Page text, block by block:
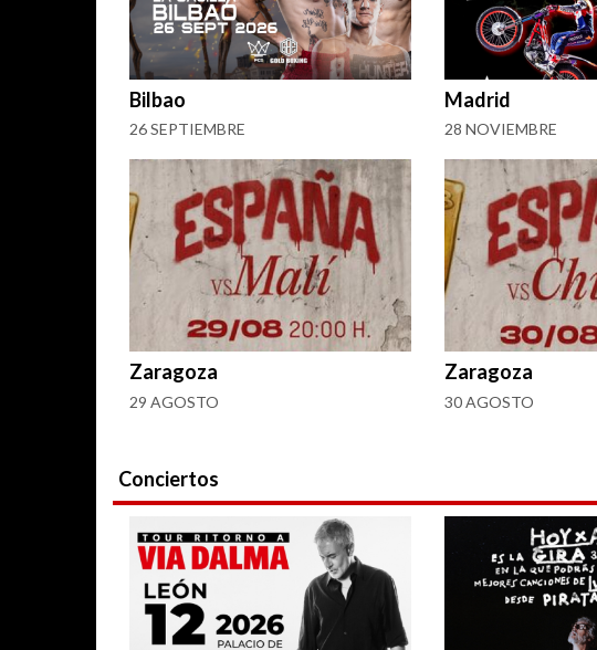
Bilbao
26 SEPTIEMBRE
Madrid
28 NOVIEMBRE
Zaragoza
29 AGOSTO
Zaragoza
30 AGOSTO
Conciertos